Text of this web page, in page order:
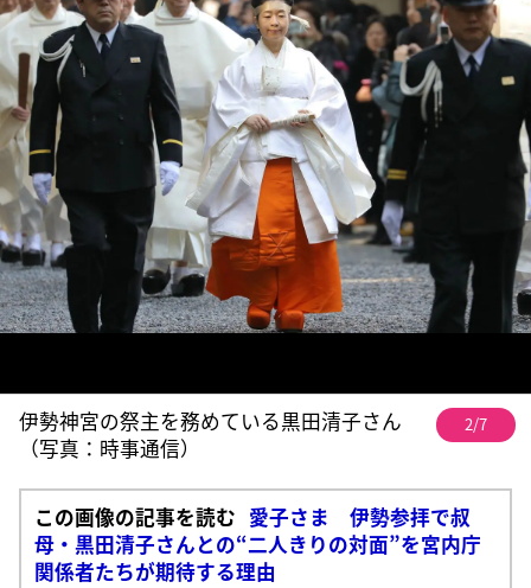
伊勢神宮の祭主を務めている黒田清子さん
（写真：時事通信）
2/7
この画像の記事を読む 愛子さま 伊勢参拝で叔
母・黒田清子さんとの“二人きりの対面”を宮内庁
関係者たちが期待する理由